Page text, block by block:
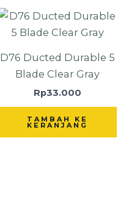
D76 Ducted Durable 5
Blade Clear Gray
Rp33.000
TAMBAH KE
KERANJANG